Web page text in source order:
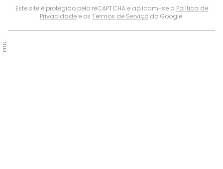
Este site é protegido pelo reCAPTCHA e aplicam-se a Política de
Privacidadee os Termos de Serviçodo Google.
PUB.